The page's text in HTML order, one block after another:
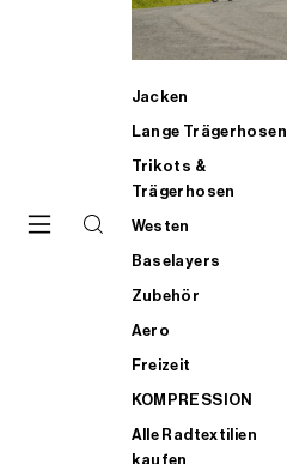
Jacken
Lange Trägerhosen
Trikots &
Trägerhosen
Westen
Baselayers
Zubehör
Aero
Freizeit
KOMPRESSION
Alle Radtextilien
kaufen